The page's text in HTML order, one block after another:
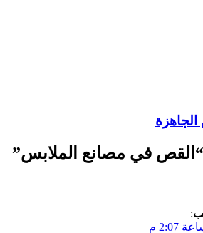
الجاهزة
القص في مصانع الملابس”
: